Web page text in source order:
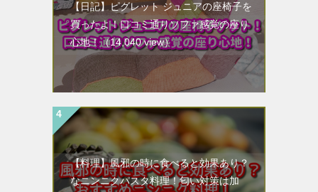
【日記】ピグレット ジュニアの座椅子を
買ったよ！口コミ通りソファ感覚の座り
心地！（14,040 view）
【料理】風邪の時に食べると効果あり？
なニンニクパスタ料理！匂い対策は加